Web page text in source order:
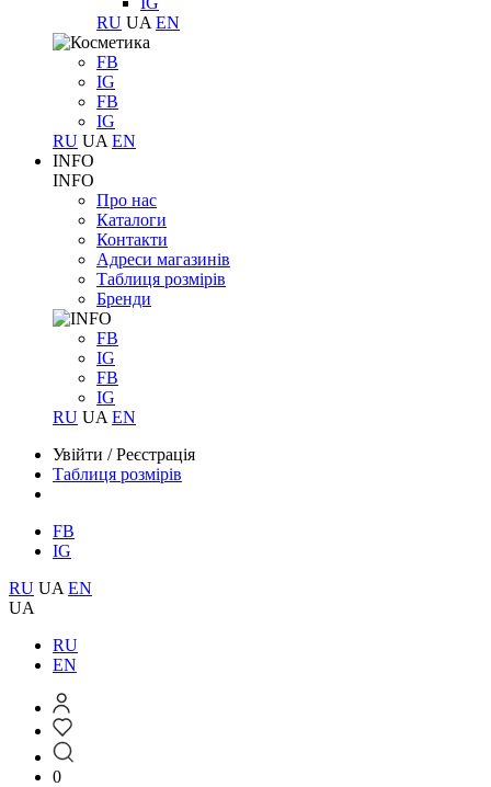
RU UA EN
FB
IG
FB
IG
RU UA EN
INFO
INFO
Про нас
Каталоги
Контакти
Адреси магазинів
Таблиця розмірів
Бренди
FB
IG
FB
IG
RU UA EN
Увійти /Реєстрація
Таблиця розмірів
FB
IG
RU UA EN
UA
RU
EN
0